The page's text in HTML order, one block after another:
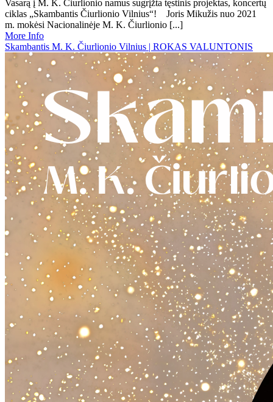
Vasarą į M. K. Čiurlionio namus sugrįžta tęstinis projektas, koncertų
ciklas „Skambantis Čiurlionio Vilnius“! Joris Mikužis nuo 2021
m. mokėsi Nacionalinėje M. K. Čiurlionio [...]
More Info
Skambantis M. K. Čiurlionio Vilnius | ROKAS VALUNTONIS